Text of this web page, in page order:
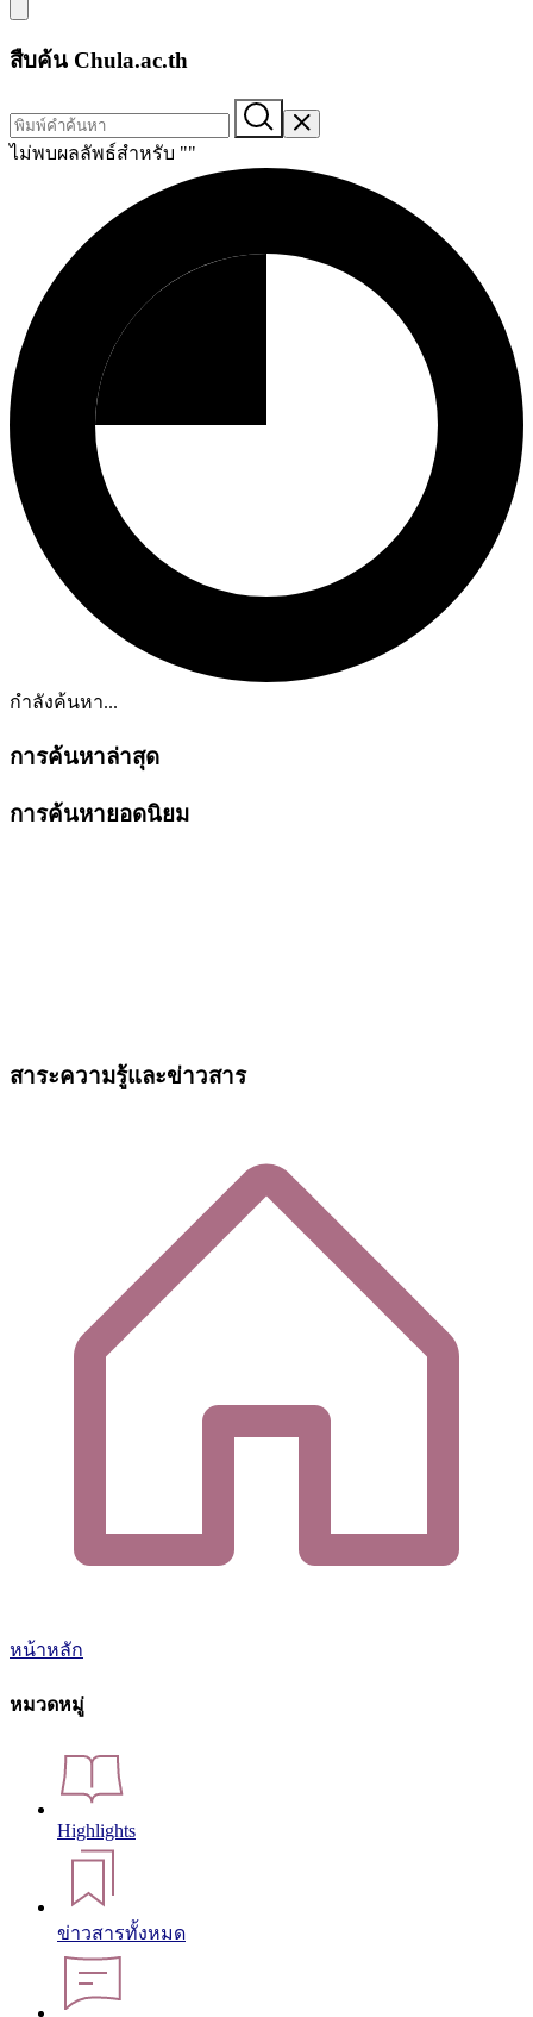
สืบค้น Chula.ac.th
ไม่พบผลลัพธ์สำหรับ ""
กำลังค้นหา...
การค้นหาล่าสุด
การค้นหายอดนิยม
สาระความรู้และข่าวสาร
หน้าหลัก
หมวดหมู่
Highlights
ข่าวสารทั้งหมด